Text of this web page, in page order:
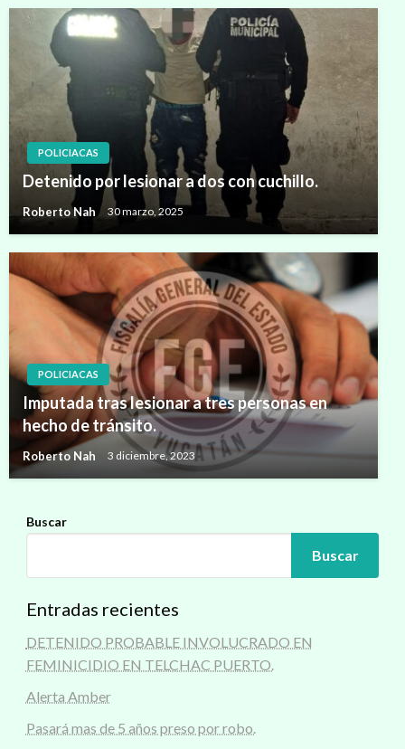
POLICIACAS
Detenido por lesionar a dos con cuchillo.
Roberto Nah 30 marzo, 2025
POLICIACAS
Imputada tras lesionar a tres personas en
hecho de tránsito.
Roberto Nah 3 diciembre, 2023
Buscar
Buscar
Entradas recientes
DETENIDO PROBABLE INVOLUCRADO EN
FEMINICIDIO EN TELCHAC PUERTO.
Alerta Amber
Pasará mas de 5 años preso por robo.